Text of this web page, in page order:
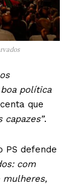
boa política
que
.
PS defende
com
mulheres,